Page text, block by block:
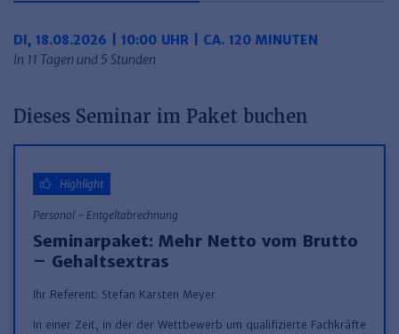
DI, 18.08.2026 | 10:00 UHR | CA. 120 MINUTEN
In 11 Tagen und 5 Stunden
Dieses Seminar im Paket buchen
Highlight
Personal - Entgeltabrechnung
Seminarpaket: Mehr Netto vom Brutto
– Gehaltsextras
Ihr Referent: Stefan Karsten Meyer
In einer Zeit, in der der Wettbewerb um qualifizierte Fachkräfte